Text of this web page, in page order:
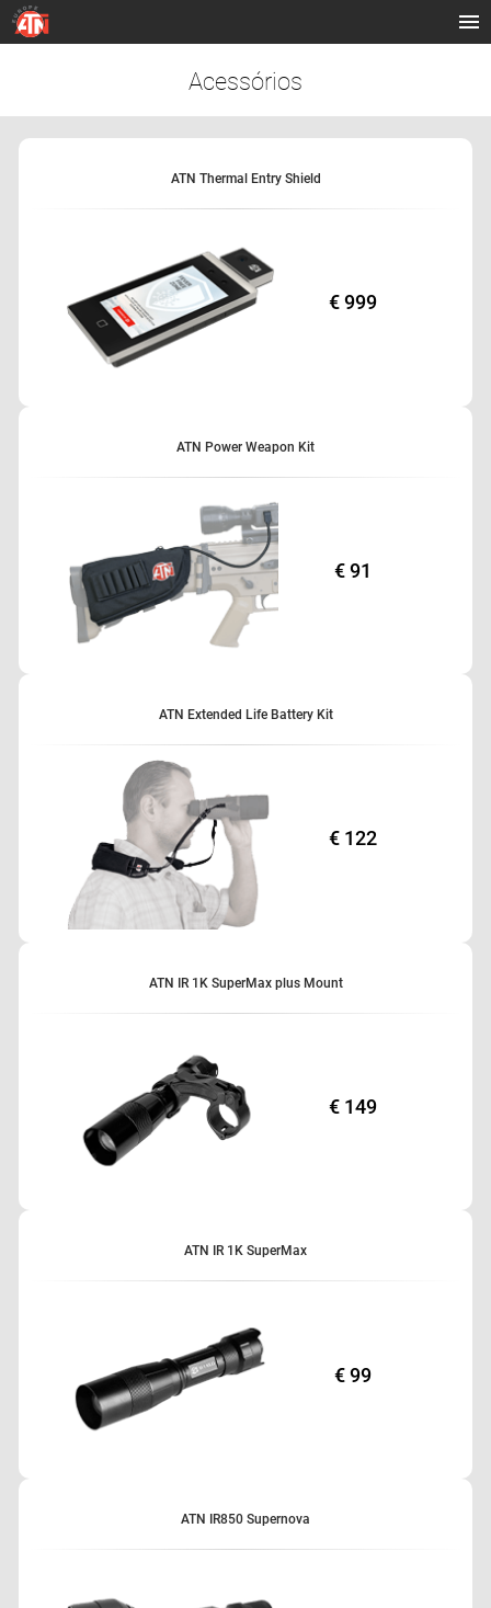
Acessórios
ATN Thermal Entry Shield
€ 999
ATN Power Weapon Kit
€ 91
ATN Extended Life Battery Kit
€ 122
ATN IR 1K SuperMax plus Mount
€ 149
ATN IR 1K SuperMax
€ 99
ATN IR850 Supernova